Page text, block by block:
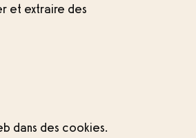
et extraire des
dans des cookies.